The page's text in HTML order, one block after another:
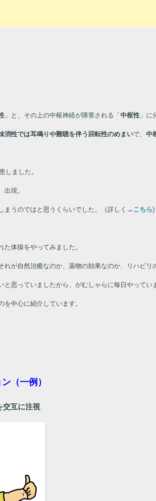
」と、その上の中枢神経が障害される「 中枢性 」に
消性では耳鳴りや難聴を伴う回転性のめまいで、 中
しました。
出現。
うのではと思うくらいでした。（詳しく → こちら)
体操をやってみました。
が自然治癒なのか、薬物の効果なのか、リハビリ
思っていましたから、がむしゃらに毎日やってい
中心に紹介しています。
（一例）
交互に注視